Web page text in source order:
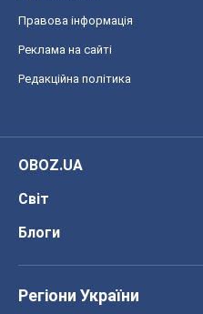
Правова інформація
Реклама на сайті
Редакційна політика
OBOZ.UA
Світ
Блоги
Регіони України